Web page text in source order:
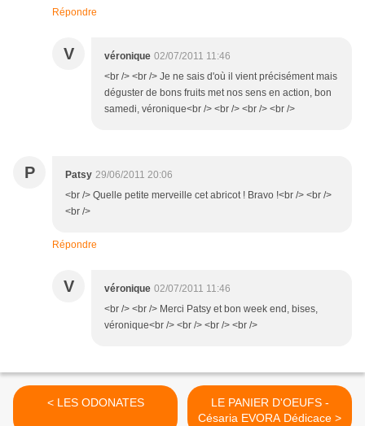
Répondre
V véronique 02/07/2011 11:46
<br /> <br /> Je ne sais d'où il vient précisément mais
déguster de bons fruits met nos sens en action, bon
samedi, véronique<br /> <br /> <br /> <br />
P Patsy 29/06/2011 20:06
<br /> Quelle petite merveille cet abricot ! Bravo !<br /> <br />
<br />
Répondre
V véronique 02/07/2011 11:46
<br /> <br /> Merci Patsy et bon week end, bises,
véronique<br /> <br /> <br /> <br />
< LES ODONATES
LE PANIER D'OEUFS -
Césaria EVORA Dédicace >